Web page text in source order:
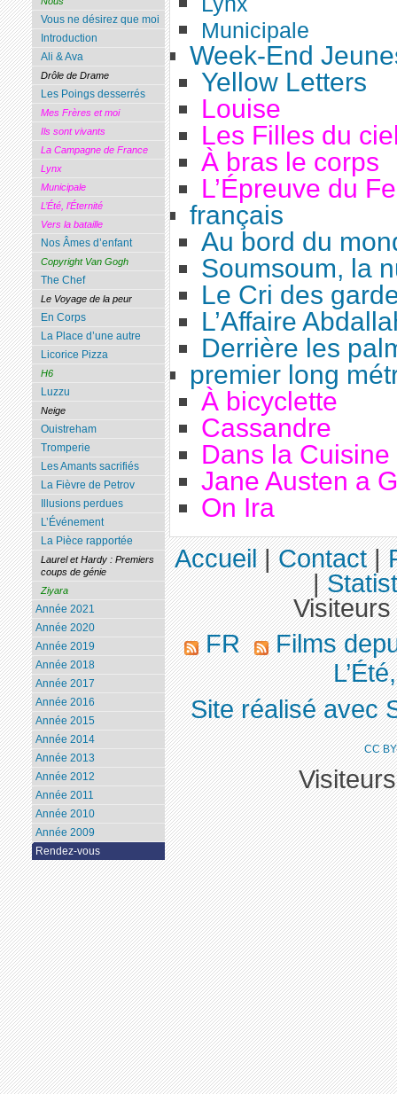
Municipale
Week-End
Yellow Letters
Louise
Les Filles du
À bras le corps
L’Épreuve du
français
Au bord du
Soumsoum, la
Le Cri des
L’Affaire
Derrière les
premier long
À bicyclette
Cassandre
Dans la
Jane Austen a
On Ira
Vous ne désirez que moi
Introduction
Ali & Ava
Drôle de Drame
Les Poings desserrés
Mes Frères et moi
Ils sont vivants
La Campagne de France
Lynx
Municipale
L’Été, l’Éternité
Vers la bataille
Nos Âmes d’enfant
Copyright Van Gogh
The Chef
Le Voyage de la peur
En Corps
La Place d’une autre
Licorice Pizza
H6
Luzzu
Neige
Ouistreham
Tromperie
Les Amants sacrifiés
La Fièvre de Petrov
Illusions perdues
L’Événement
La Pièce rapportée
Laurel et Hardy : Premiers
coups de génie
Ziyara
Année 2021
Année 2020
Année 2019
Année 2018
Année 2017
Année 2016
Année 2015
Année 2014
Année 2013
Année 2012
Année 2011
Année 2010
Année 2009
Rendez-vous
Accueil|Contact|
|
FR
Films
Site réalisé avec
CC